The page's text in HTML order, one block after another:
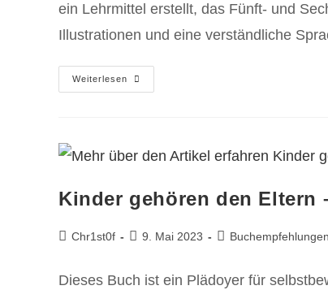
ein Lehrmittel erstellt, das Fünft- und
Illustrationen und eine verständliche
Weiterlesen
Kinder gehören den Eltern
Chr1st0f 9. Mai 2023 Buchempfehlungen
Dieses Buch ist ein Plädoyer für